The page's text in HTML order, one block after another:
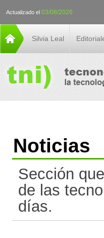
Actualizado el 03/08/2026
Silvia Leal
Noticias
Sección
de las
días.